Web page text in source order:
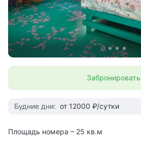
Забронировать
Будние дни: от 12000 ₽/сутки
Площадь номера – 25 кв.м